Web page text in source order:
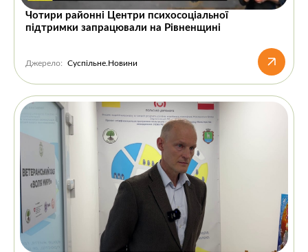
Чотири районні Центри психосоціальної
підтримки запрацювали на Рівненщині
Джерело: Суспільне.Новини